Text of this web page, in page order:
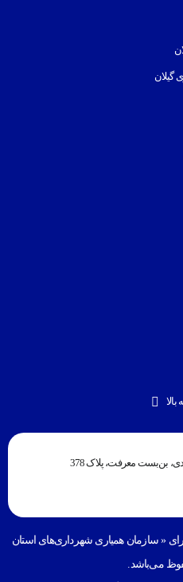
گیلان
بالا
بن‌بست معرفت، پلاک 378
« سازمان همیاری شهرداری‌های استان
می‌باشد.